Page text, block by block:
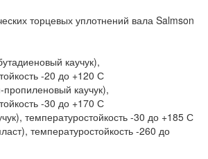
торцевых уплотнений вала Salmson
каучук),
-20 до +120 С
пропиленовый каучук),
-30 до +170 С
температуростойкость -30 до +185 С
температуростойкость -260 до